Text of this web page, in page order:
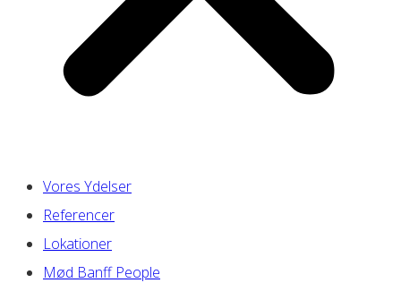
Vores Ydelser
Referencer
Lokationer
Mød Banff People